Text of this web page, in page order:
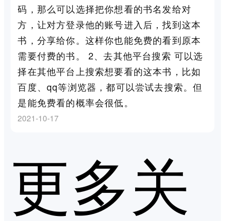
码，那么可以选择把你想看的书名发给对
方，让对方登录他的账号进入后，找到这本
书，分享给你。这样你也能免费的看到原本
需要付费的书。 2、去其他平台搜索 可以选
择在其他平台上搜索想要看的这本书，比如
百度、qq等浏览器，都可以尝试去搜索。但
是能免费看的概率会很低。
2021-10-17
更多关